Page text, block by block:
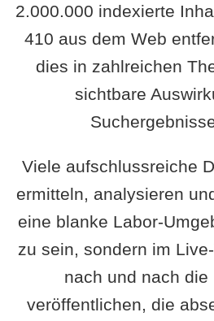
2.000.000 indexierte
410 aus dem Web
dies in zahlreichen
sichtbare
Viele aufschlussreiche
ermitteln, analysieren
eine blanke Labor-
zu sein, sondern im
nach und nach die
veröffentlichen, die